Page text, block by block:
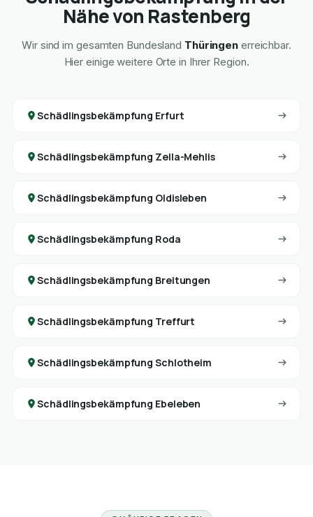
Nähe von Rastenberg
Wir sind im gesamten Bundesland Thüringen erreichbar.
Hier einige weitere Orte in Ihrer Region.
Schädlingsbekämpfung Erfurt
Schädlingsbekämpfung Zella-Mehlis
Schädlingsbekämpfung Oldisleben
Schädlingsbekämpfung Roda
Schädlingsbekämpfung Breitungen
Schädlingsbekämpfung Treffurt
Schädlingsbekämpfung Schlotheim
Schädlingsbekämpfung Ebeleben